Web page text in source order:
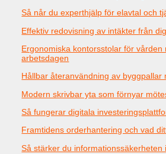
Så når du experthjälp för elavtal och
Effektiv redovisning av intäkter från
Ergonomiska kontorsstolar för vården
arbetsdagen
Hållbar återanvändning av byggpallar
Modern skrivbar yta som förnyar
Så fungerar digitala
Framtidens orderhantering och vad
Så stärker du informationssäkerheten